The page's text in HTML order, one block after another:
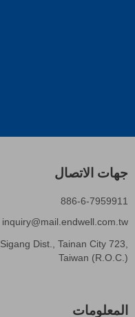
جهات الاتصال
886-6-7959911
inquiry@mail.endwell.com.tw
Dist., Tainan City 723,
Taiwan (R.O.C.)
المعلومات